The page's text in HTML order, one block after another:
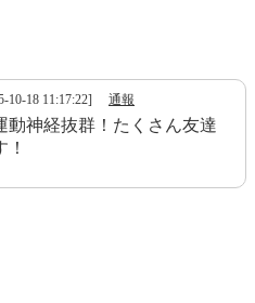
10-18 11:17:22] 通報
動神経抜群！たくさん友達